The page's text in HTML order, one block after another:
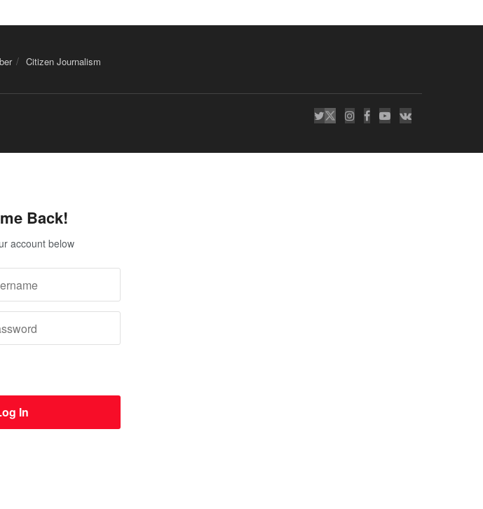
Citizen Journalism
Back!
account below